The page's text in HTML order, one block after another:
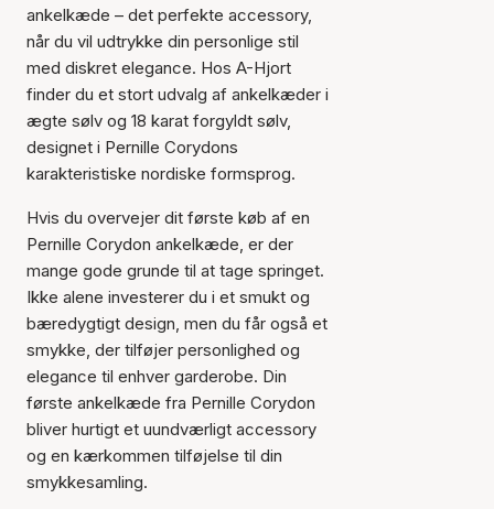
ankelkæde – det perfekte accessory,
når du vil udtrykke din personlige stil
med diskret elegance. Hos A-Hjort
finder du et stort udvalg af ankelkæder i
ægte sølv og 18 karat forgyldt sølv,
designet i Pernille Corydons
karakteristiske nordiske formsprog.
Hvis du overvejer dit første køb af en
Pernille Corydon ankelkæde, er der
mange gode grunde til at tage springet.
Ikke alene investerer du i et smukt og
bæredygtigt design, men du får også et
smykke, der tilføjer personlighed og
elegance til enhver garderobe. Din
første ankelkæde fra Pernille Corydon
bliver hurtigt et uundværligt accessory
og en kærkommen tilføjelse til din
smykkesamling.